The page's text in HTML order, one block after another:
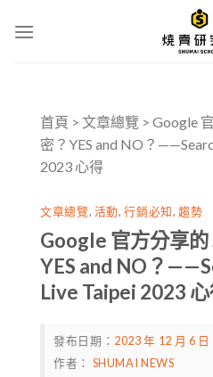
首頁 > 文章總覽 > Google
密？YES and NO？
2023 心得
文章總覽, 活動,行銷必知,趨勢
Google 官方分享的
YES and NO？
Live Taipei 2023
發布日期： 2023 年 12 月 6 日
作者： SHUMAI NEWS